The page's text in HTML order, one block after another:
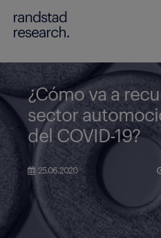
¿Cómo va a
sector
del COVID-19?
25.06.2020